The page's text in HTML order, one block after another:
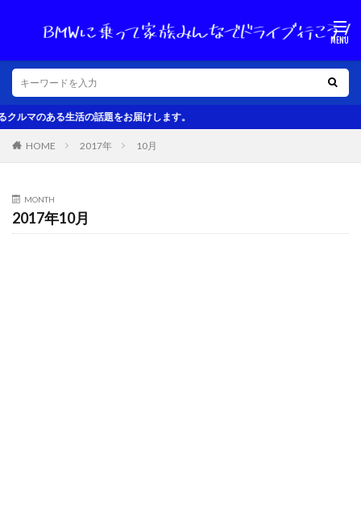
をお届けします。
HOME 2017年 10月
MONTH
2017年10月